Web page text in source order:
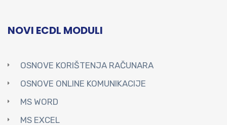
NOVI ECDL MODULI
OSNOVE KORIŠTENJA RAČUNARA
OSNOVE ONLINE KOMUNIKACIJE
MS WORD
MS EXCEL